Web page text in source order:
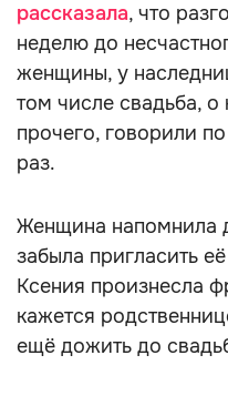
рассказала, что
неделю до
женщины, у
том числе свадьба,
прочего, говорили
раз.
Женщина напомнила
забыла пригласить
Ксения произнесла
кажется
ещё дожить до